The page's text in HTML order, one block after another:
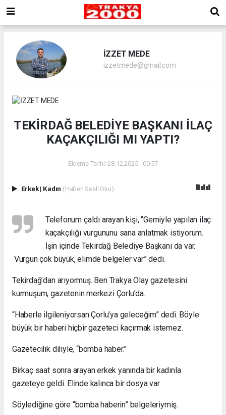
İZZET MEDE
izzetmede@gmail.com
TEKİRDAĞ BELEDİYE BAŞKANI İLAÇ
KAÇAKÇILIĞI MI YAPTI?
Ekleme Tarihi: 28.12.2025 - 00:57
Erkek| Kadın (Haberi Sesli Oku)
Telefonum çaldı arayan kişi, “Gemiyle yapılan ilaç
kaçakçılığı vurgununu sana anlatmak istiyorum.
İşin içinde Tekirdağ Belediye Başkanı da var.
Vurgun çok büyük, elimde belgeler var” dedi.
Tekirdağ’dan arıyormuş. Ben Trakya Olay gazetesini
kurmuşum, gazetenin merkezi Çorlu’da.
“Haberle ilgileniyorsan Çorlu’ya geleceğim” dedi. Böyle
büyük bir haberi hiçbir gazeteci kaçırmak istemez.
Gazetecilik diliyle, “bomba haber.”
Birkaç saat sonra arayan erkek yanında bir kadınla
gazeteye geldi. Elinde kalınca bir dosya var.
Söylediğine göre “bomba haberin” belgeleriymiş.